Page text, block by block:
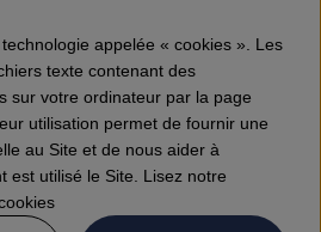
Débroussailleuses, Taille haies,
Souffleuses à neige, Nettoyeurs
Découpeuses, Haches, Outils
Carburants, Jouets ETC.
appelée « cookies ». Les
texte contenant des
sur votre ordinateur par la page
utilisation permet de fournir une
au Site et de nous aider à
est utilisé le Site. Lisez notre